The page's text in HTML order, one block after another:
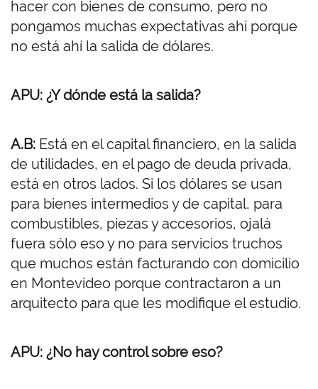
hacer con bienes de consumo, pero no
pongamos muchas expectativas ahí porque
no está ahí la salida de dólares.
APU: ¿Y dónde está la salida?
A.B: Está en el capital financiero, en la salida
de utilidades, en el pago de deuda privada,
está en otros lados. Si los dólares se usan
para bienes intermedios y de capital, para
combustibles, piezas y accesorios, ojalá
fuera sólo eso y no para servicios truchos
que muchos están facturando con domicilio
en Montevideo porque contractaron a un
arquitecto para que les modifique el estudio.
APU: ¿No hay control sobre eso?